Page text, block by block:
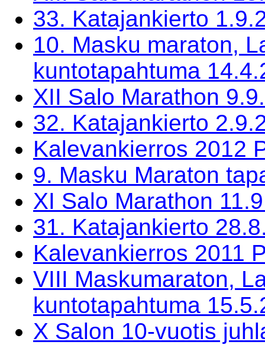
33. Katajankierto
10. Masku maraton,
kuntotapahtuma
XII Salo Marathon
32. Katajankierto
Kalevankierros 2012
9. Masku Maraton
XI Salo Marathon
31. Katajankierto
Kalevankierros 2011
VIII Maskumaraton,
kuntotapahtuma
X Salon 10-vuotis